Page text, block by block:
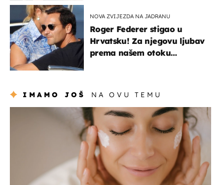
NOVA ZVIJEZDA NA JADRANU
Roger Federer stigao u
Hrvatsku! Za njegovu ljubav
prema našem otoku
IMAMO JOŠ NA OVU TEMU
moda & ljepota